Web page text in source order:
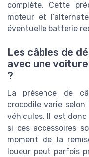
complète. Cette
moteur et
éventuelle batterie
Les câbles de
avec une
?
La présence de
crocodile varie
véhicules. Il est
si ces accessoires
moment de la
loueur peut parfois